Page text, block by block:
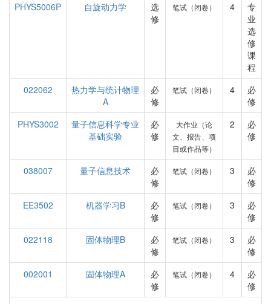
PHYS5006P
自旋动力学
选
修
笔试（闭卷） 4
专
业
选
修
课
程
022062
热力学与统计物理
A
必
修
笔试（闭卷） 4
必
修
PHYS3002
量子信息科学专业
基础实验
必
修
大作业（论
文、报告、项
目或作品等）
2
必
修
038007 量子信息技术
必
修
笔试（闭卷） 3
必
修
EE3502
机器学习B
必
修
笔试（闭卷） 3
必
修
022118
固体物理B
必
修
笔试（闭卷） 3
必
修
002001
固体物理A
必
修
笔试（闭卷） 4
必
修